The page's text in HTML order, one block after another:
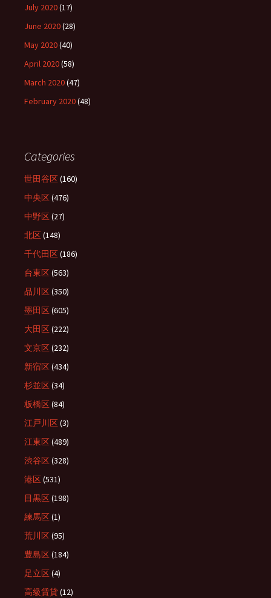
July 2020(17)
June 2020(28)
May 2020(40)
April 2020(58)
March 2020(47)
February 2020(48)
Categories
世田谷区(160)
中央区(476)
中野区(27)
北区(148)
千代田区(186)
台東区(563)
品川区(350)
墨田区(605)
大田区(222)
文京区(232)
新宿区(434)
杉並区(34)
板橋区(84)
江戸川区(3)
江東区(489)
渋谷区(328)
港区(531)
目黒区(198)
練馬区(1)
荒川区(95)
豊島区(184)
足立区(4)
高級賃貸(12)